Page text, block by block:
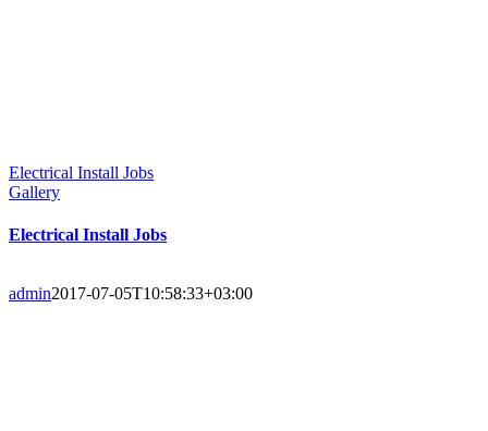
Electrical Install Jobs
Gallery
Electrical Install Jobs
admin2017-07-05T10:58:33+03:00